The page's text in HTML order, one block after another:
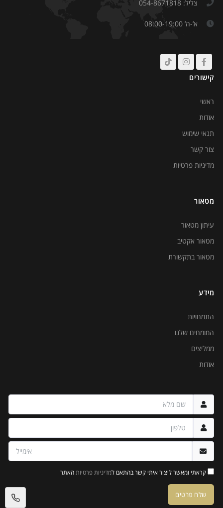
צליל: 054-8671818
א’-ה’ 08:00-19:00
קישורים
ראשי
אודות
תנאי שימוש
צור קשר
מדיניות פרטיות
מטאור
עיתון מטאור
מטאור אקטיב
מטאור בתקשורת
מידע
התמחויות
המומחים שלנו
ממליצים
אודות
קראתי ומאשר ליצור איתי קשר בהתאם למדיניות פרטיותהאתר
שלח פרטים